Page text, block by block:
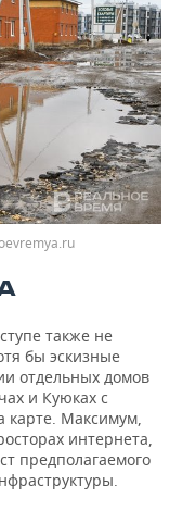
также не
бы эскизные
отдельных домов
и Куюках с
карте. Максимум,
интернета,
предполагаемого